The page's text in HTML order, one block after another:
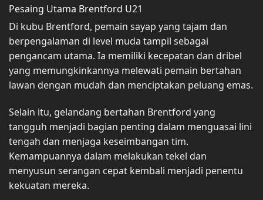
Pesaing Utama Brentford U21
Di kubu Brentford, pemain sayap yang tajam dan
berpengalaman di level muda tampil sebagai
pengancam utama. Ia memiliki kecepatan dan dribel
yang memungkinkannya melewati pemain bertahan
lawan dengan mudah dan menciptakan peluang emas.
Selain itu, gelandang bertahan Brentford yang
tangguh menjadi bagian penting dalam menguasai lini
tengah dan menjaga keseimbangan tim.
Kemampuannya dalam melakukan tekel dan
menyusun serangan cepat kembali menjadi penentu
kekuatan mereka.